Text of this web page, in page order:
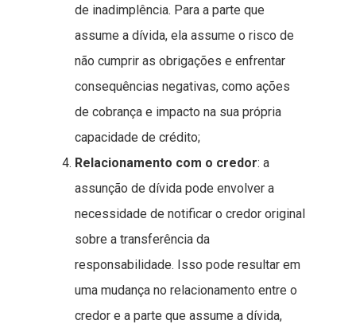
de inadimplência. Para a parte que
assume a dívida, ela assume o risco de
não cumprir as obrigações e enfrentar
consequências negativas, como ações
de cobrança e impacto na sua própria
capacidade de crédito;
Relacionamento com o credor: a
assunção de dívida pode envolver a
necessidade de notificar o credor original
sobre a transferência da
responsabilidade. Isso pode resultar em
uma mudança no relacionamento entre o
credor e a parte que assume a dívida,